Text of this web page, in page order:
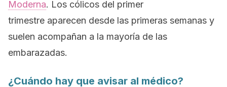
Moderna. Los cólicos del primer
trimestre aparecen desde las primeras semanas y
suelen acompañan a la mayoría de las
embarazadas.
¿Cuándo hay que avisar al médico?